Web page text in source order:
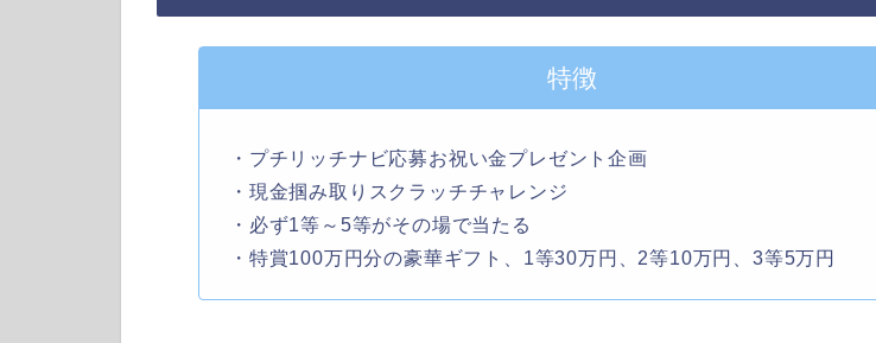
特徴
・プチリッチナビ応募お祝い金プレゼント企画
・現金掴み取りスクラッチチャレンジ
・必ず1等～5等がその場で当たる
・特賞100万円分の豪華ギフト、1等30万円、2等10万円、3等5万円